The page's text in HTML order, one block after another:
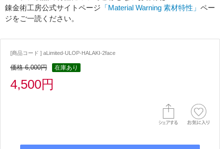
錬金術工房公式サイトページ 「Material Warning 素材特性」 ペー
ジをご一読ください。
[商品コード ] aLimited-ULOP-HALAKI-2face
価格 6,000円 在庫あり
4,500円